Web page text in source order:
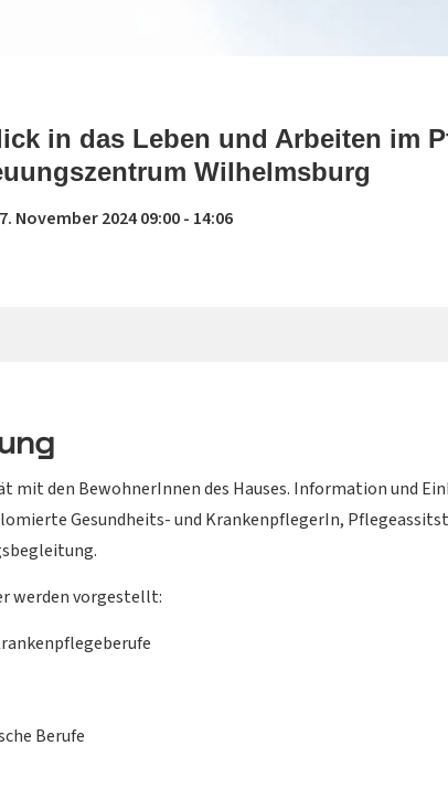
in das Leben und Arbeiten im
Wilhelmsburg
November 2024 09:00 - 14:06
mit den BewohnerInnen des Hauses. Information und
Gesundheits- und KrankenpflegerIn,
werden vorgestellt:
Berufe